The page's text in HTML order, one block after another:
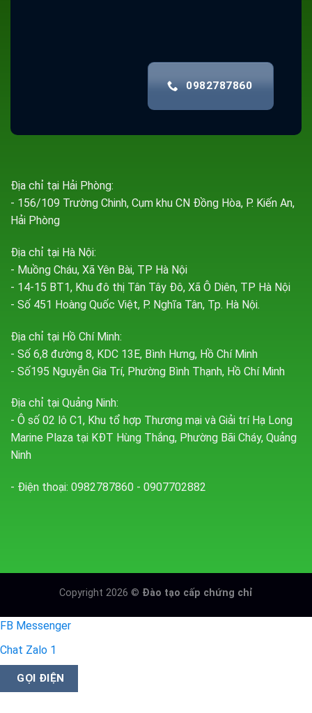
0982787860
Địa chỉ tại Hải Phòng:
- 156/109 Trường Chinh, Cụm khu CN Đồng Hòa, P. Kiến An,
Hải Phòng
Địa chỉ tại Hà Nội:
- Muồng Cháu, Xã Yên Bài, TP Hà Nội
- 14-15 BT1, Khu đô thị Tân Tây Đô, Xã Ô Diên, TP Hà Nội
- Số 451 Hoàng Quốc Việt, P. Nghĩa Tân, Tp. Hà Nội.
Địa chỉ tại Hồ Chí Minh:
- Số 6,8 đường 8, KDC 13E, Bình Hưng, Hồ Chí Minh
- Số195 Nguyễn Gia Trí, Phường Bình Thạnh, Hồ Chí Minh
Địa chỉ tại Quảng Ninh:
- Ô số 02 lô C1, Khu tổ hợp Thương mại và Giải trí Hạ Long
Marine Plaza tại KĐT Hùng Thắng, Phường Bãi Cháy, Quảng
Ninh
- Điện thoại: 0982787860 - 0907702882
Copyright 2026 © Đào tạo cấp chứng chỉ
FB Messenger
Chat Zalo 1
GỌI ĐIỆN